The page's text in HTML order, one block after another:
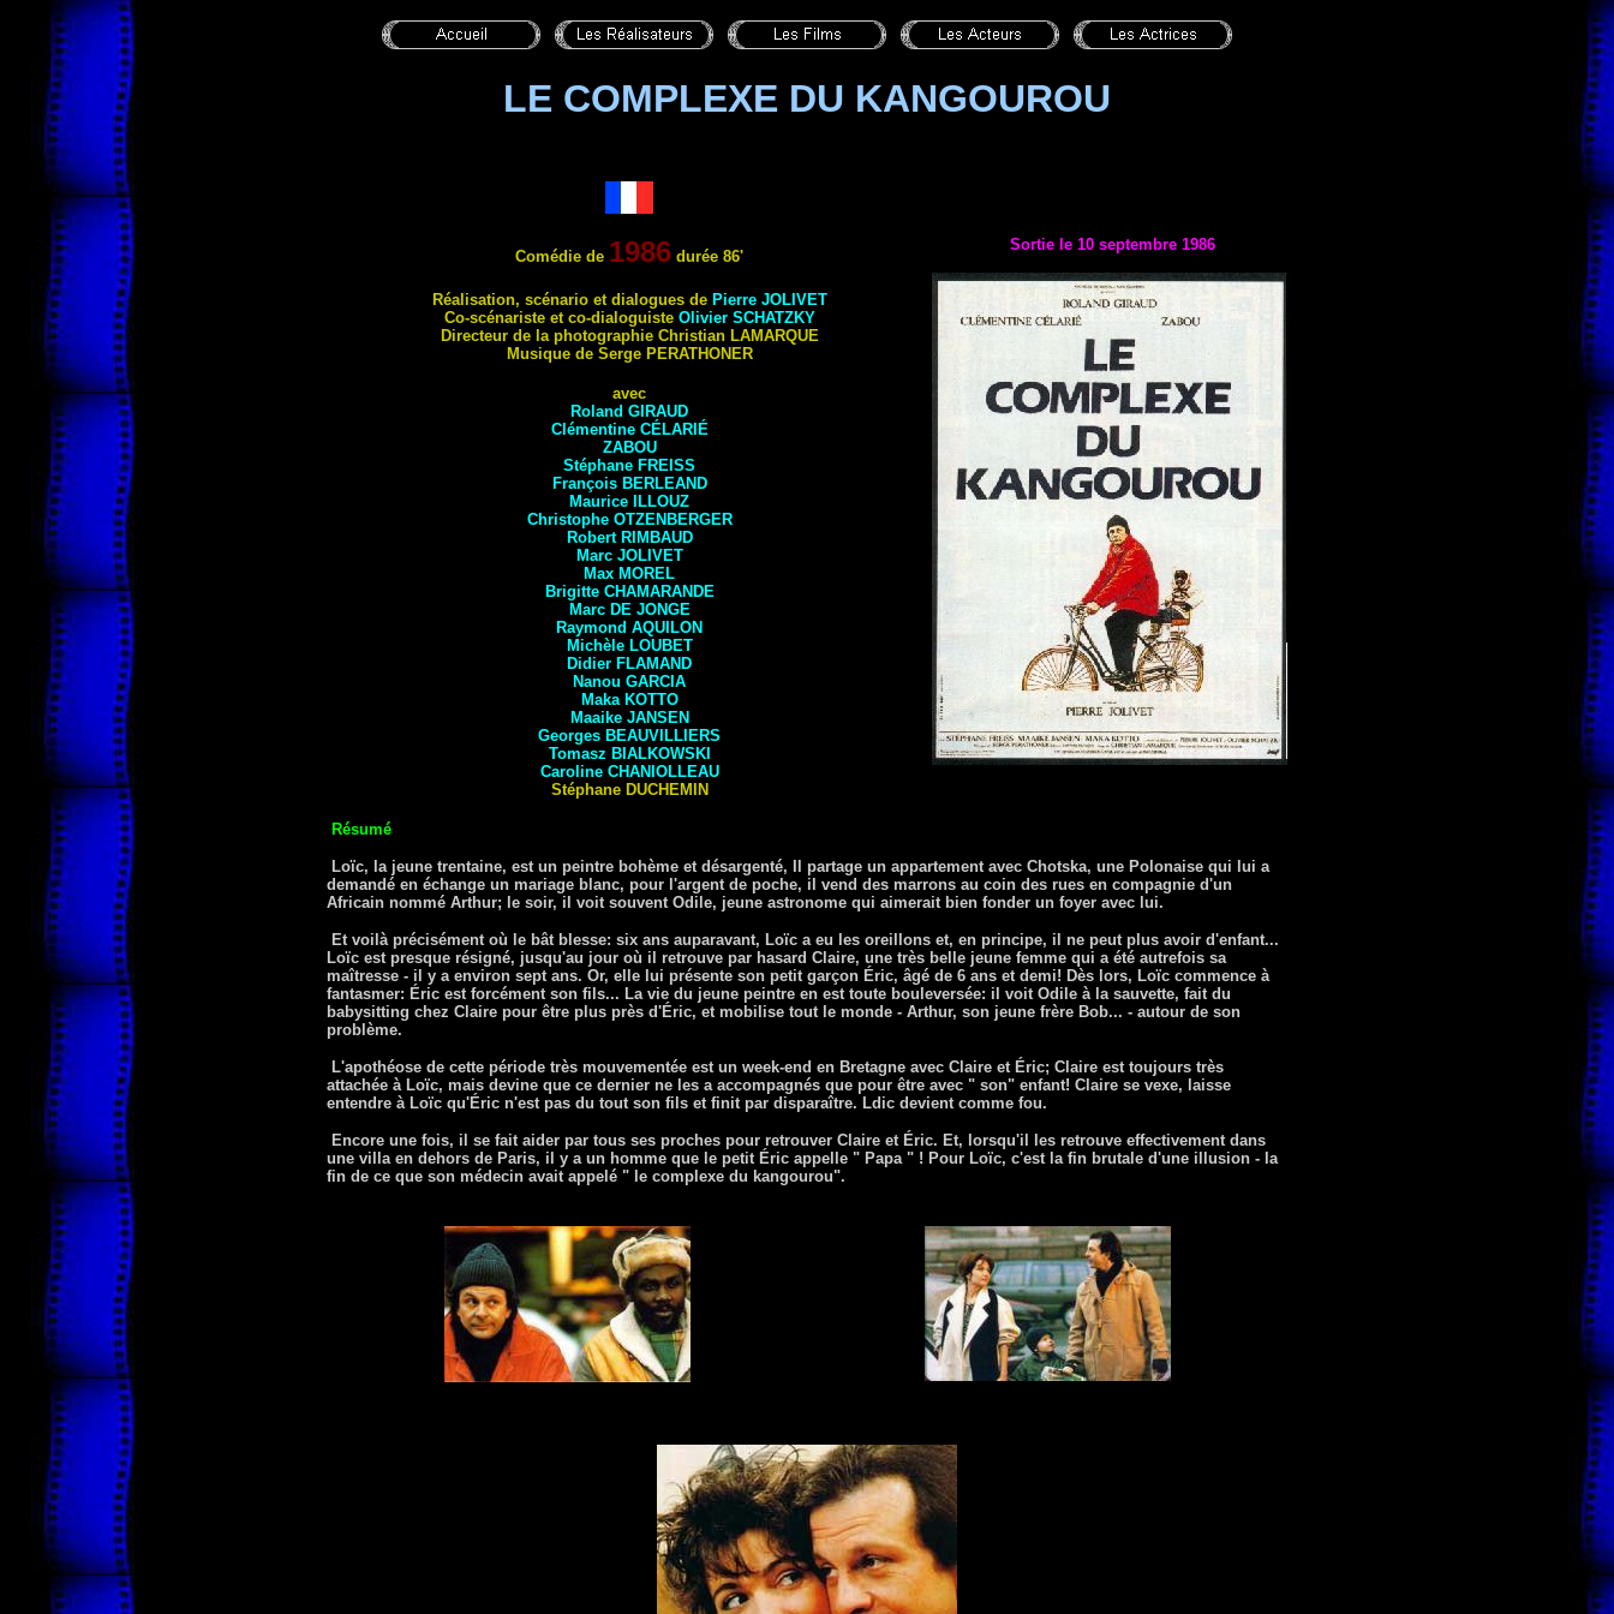
LE COMPLEXE DU KANGOUROU
Comédie de 1986 durée 86'
Réalisation, scénario et dialogues de Pierre JOLIVET
Co-scénariste et co-dialoguiste Olivier SCHATZKY
Directeur de la photographie Christian LAMARQUE
Musique de Serge PERATHONER
avec
Roland GIRAUD
Clémentine CÉLARIÉ
ZABOU
Stéphane FREISS
François BERLEAND
Maurice ILLOUZ
Christophe OTZENBERGER
Robert RIMBAUD
Marc JOLIVET
Max MOREL
Brigitte CHAMARANDE
Marc DE JONGE
Raymond AQUILON
Michèle LOUBET
Didier FLAMAND
Nanou GARCIA
Maka KOTTO
Maaike JANSEN
Georges BEAUVILLIERS
Tomasz BIALKOWSKI
Caroline CHANIOLLEAU
Stéphane DUCHEMIN
Sortie le 10 septembre 1986
Résumé
Loïc, la jeune trentaine, est un peintre bohème et désargenté, Il partage un appartement avec Chotska, une Polonaise qui lui a
demandé en échange un mariage blanc, pour l'argent de poche, il vend des marrons au coin des rues en compagnie d'un
Africain nommé Arthur; le soir, il voit souvent Odile, jeune astronome qui aimerait bien fonder un foyer avec lui.
Et voilà précisément où le bât blesse: six ans auparavant, Loïc a eu les oreillons et, en principe, il ne peut plus avoir d'enfant...
Loïc est presque résigné, jusqu'au jour où il retrouve par hasard Claire, une très belle jeune femme qui a été autrefois sa
maîtresse - il y a environ sept ans. Or, elle lui présente son petit garçon Éric, âgé de 6 ans et demi! Dès lors, Loïc commence à
fantasmer: Éric est forcément son fils... La vie du jeune peintre en est toute bouleversée: il voit Odile à la sauvette, fait du
babysitting chez Claire pour être plus près d'Éric, et mobilise tout le monde - Arthur, son jeune frère Bob... - autour de son
problème.
L'apothéose de cette période très mouvementée est un week-end en Bretagne avec Claire et Éric; Claire est toujours très
attachée à Loïc, mais devine que ce dernier ne les a accompagnés que pour être avec " son" enfant! Claire se vexe, laisse
entendre à Loïc qu'Éric n'est pas du tout son fils et finit par disparaître. Ldic devient comme fou.
Encore une fois, il se fait aider par tous ses proches pour retrouver Claire et Éric. Et, lorsqu'il les retrouve effectivement dans
une villa en dehors de Paris, il y a un homme que le petit Éric appelle " Papa " ! Pour Loïc, c'est la fin brutale d'une illusion - la
fin de ce que son médecin avait appelé " le complexe du kangourou".